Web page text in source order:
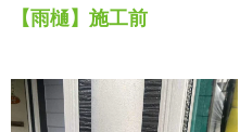
【雨樋】施工前